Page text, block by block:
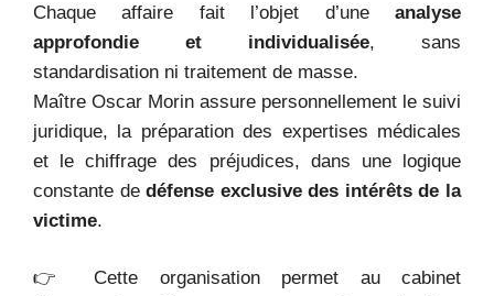
Chaque affaire fait l’objet d’une analyse
approfondie et individualisée, sans
standardisation ni traitement de masse.
Maître Oscar Morin assure personnellement le suivi
juridique, la préparation des expertises médicales
et le chiffrage des préjudices, dans une logique
constante dedéfense exclusive des intérêts de la
victime.
👉 Cette organisation permet au cabinet